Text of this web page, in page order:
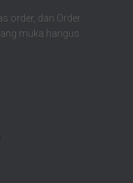
order, dan Order
muka hangus